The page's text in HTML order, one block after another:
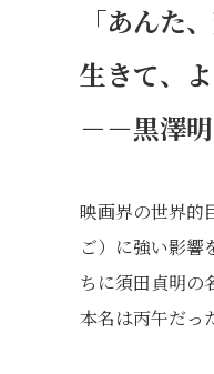
「あんた
生きて、
－－黒澤明
映画界の世界的
ご）に強い影響
ちに須田貞明の
本名は丙午だっ